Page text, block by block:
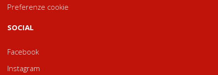
Preferenze cookie
SOCIAL
Facebook
Instagram